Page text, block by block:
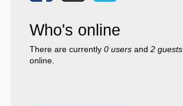
Who's online
There are currently 0 usersand 2 guests
online.